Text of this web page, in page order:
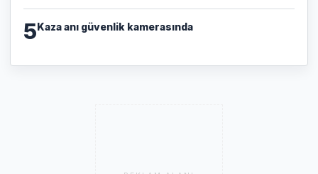
5Kaza anı güvenlik kamerasında